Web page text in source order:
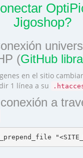
Jigoshop?
(GitHub
en el sitio
1 línea a su
a